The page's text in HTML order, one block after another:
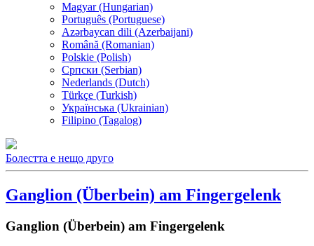
Magyar (Hungarian)
Português (Portuguese)
Azərbaycan dili (Azerbaijani)
Română (Romanian)
Polskie (Polish)
Српски (Serbian)
Nederlands (Dutch)
Türkçe (Turkish)
Українська (Ukrainian)
Filipino (Tagalog)
Болестта е нещо друго
Ganglion (Überbein) am Fingergelenk
Ganglion (Überbein) am Fingergelenk